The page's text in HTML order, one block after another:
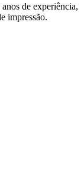
de experiência,
impressão.